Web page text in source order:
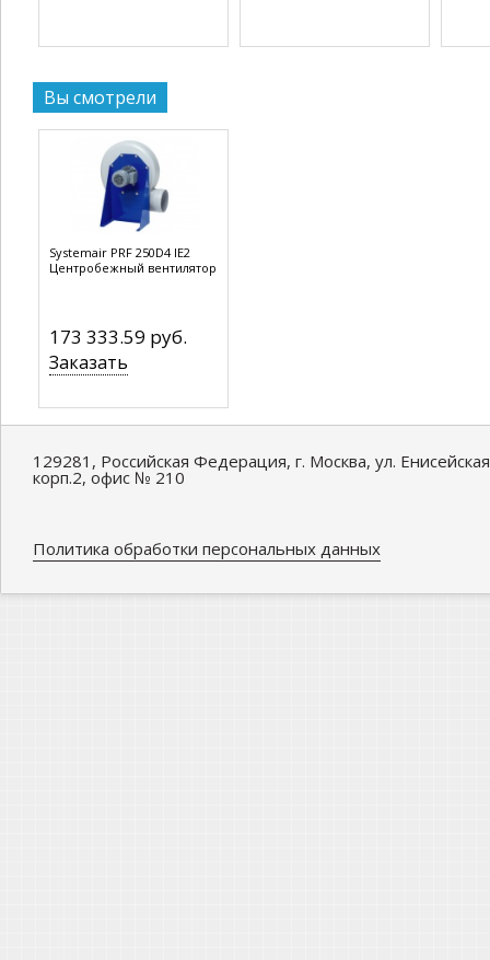
Вы смотрели
Systemair PRF 250D4 IE2
Центробежный вентилятор
173 333.59 руб.
Заказать
129281, Российская Федерация, г. Москва, ул.
корп.2, офис № 210
Политика обработки персональных данных